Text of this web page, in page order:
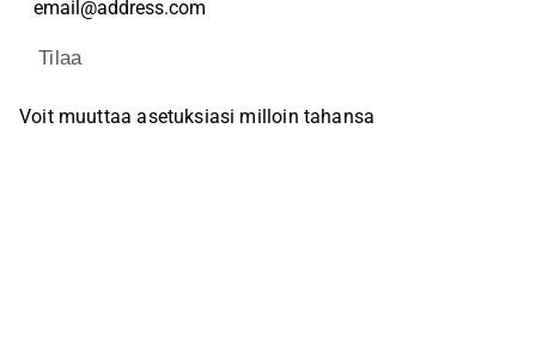
Tilaa
Voit muuttaa asetuksiasi milloin tahansa